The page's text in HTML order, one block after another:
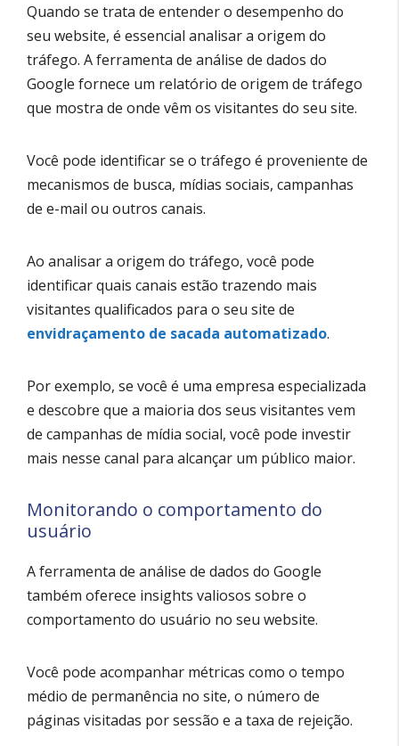
Quando se trata de entender o desempenho do
seu website, é essencial analisar a origem do
tráfego. A ferramenta de análise de dados do
Google fornece um relatório de origem de tráfego
que mostra de onde vêm os visitantes do seu site.
Você pode identificar se o tráfego é proveniente de
mecanismos de busca, mídias sociais, campanhas
de e-mail ou outros canais.
Ao analisar a origem do tráfego, você pode
identificar quais canais estão trazendo mais
visitantes qualificados para o seu site de
envidraçamento de sacada automatizado.
Por exemplo, se você é uma empresa especializada
e descobre que a maioria dos seus visitantes vem
de campanhas de mídia social, você pode investir
mais nesse canal para alcançar um público maior.
Monitorando o comportamento do
usuário
A ferramenta de análise de dados do Google
também oferece insights valiosos sobre o
comportamento do usuário no seu website.
Você pode acompanhar métricas como o tempo
médio de permanência no site, o número de
páginas visitadas por sessão e a taxa de rejeição.